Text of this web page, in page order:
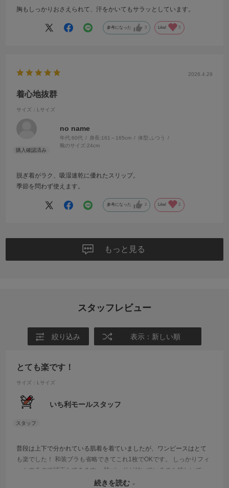
胸もしっかりおさえられて、汗をかいてもサラッとしています。
参考になった 3 Like! 3
2026.4.29
着心地抜群
サイズ：Lサイズ
no name
年代:60代 身長:161～165cm 体型: ふつう
靴のサイズ:24cm
脱ぎ着がラク、吸湿速乾に優れたスリップ。
季節を問わず使えます。
参考になった 2 Like! 2
もっと見る
スタッフレビュー
絞り込み 表示：新しい順
とても楽です！
サイズ：Lサイズ
いち利モールスタッフ
普段は上下で分かれている肌着を着ていましたが、ワンピースはとて
も楽でした！ 和装ブラも省略できてこれ1枚でOKです。 しっかりフィ
ットするので補正もできます。 脇パッドが付いているのも嬉しいで
す。 ストレッチなので動きやすく、かぶらず足から着ることもできま
続きを読む